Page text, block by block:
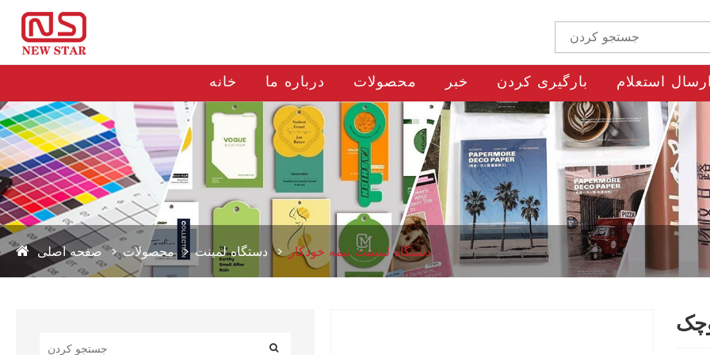
خانه درباره ما محصولات خبر بارگیری کردن ارسال استعلام
صفحه اصلی محصولات دستگاه لمینت دستگاه لمینیت نیمه خودکار